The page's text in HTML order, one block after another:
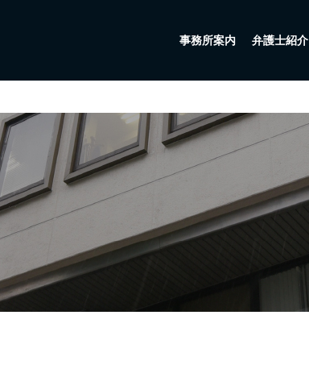
事務所案内 弁護士紹介
会社設立・創業支援 企業法務